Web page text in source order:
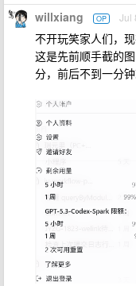
willxiang OP Jul
不开玩笑家人们，
这是先前顺手截的
分，前后不到一分钟